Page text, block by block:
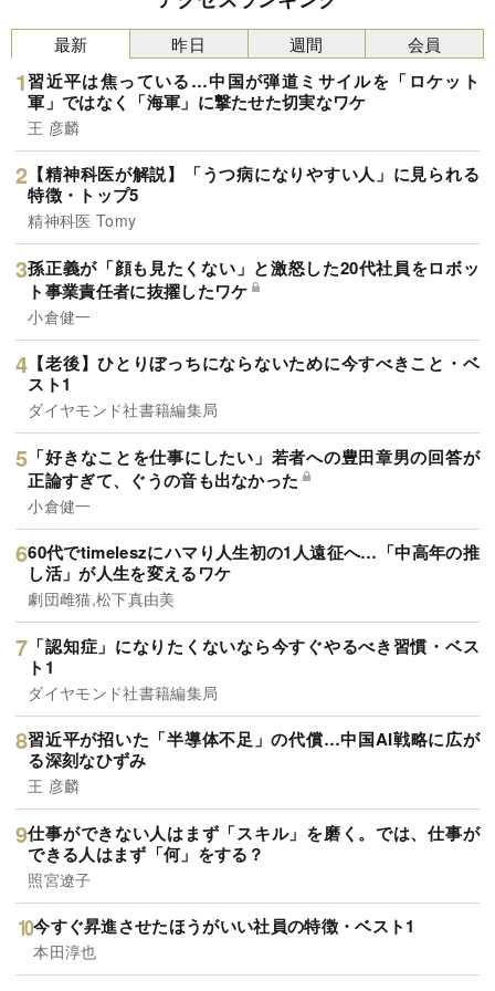
最新
習近平は焦っている…中国が弾道ミサイルを「ロケット
軍」ではなく「海軍」に撃たせた切実なワケ
王 彦麟
【精神科医が解説】「うつ病になりやすい人」に見られる
特徴・トップ5
精神科医 Tomy
孫正義が「顔も見たくない」と激怒した20代社員をロボッ
ト事業責任者に抜擢したワケ
小倉健一
【老後】ひとりぼっちにならないために今すべきこと・ベ
スト1
ダイヤモンド社書籍編集局
「好きなことを仕事にしたい」若者への豊田章男の回答が
正論すぎて、ぐうの音も出なかった
小倉健一
60代でtimeleszにハマり人生初の1人遠征へ…「中高年の推
し活」が人生を変えるワケ
劇団雌猫,松下真由美
「認知症」になりたくないなら今すぐやるべき習慣・ベス
ト1
ダイヤモンド社書籍編集局
習近平が招いた「半導体不足」の代償…中国AI戦略に広が
る深刻なひずみ
王 彦麟
仕事ができない人はまず「スキル」を磨く。では、仕事が
できる人はまず「何」をする？
照宮遼子
今すぐ昇進させたほうがいい社員の特徴・ベスト1
本田淳也
昨日 週間 会員